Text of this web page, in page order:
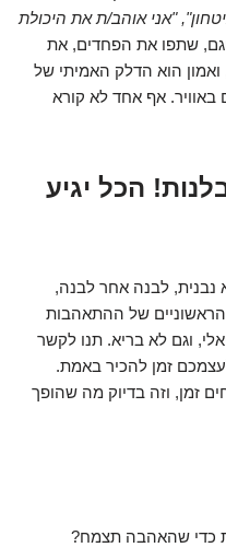
"אני אוהב/ת את היכולת
שתפו את הפחדים, את
הוא הדלק האמיתי של
אף אחד לא קורא
הכל יגיע
נבנית, לבנה אחר לבנה,
הראשוניים של ההתאהבות
וגם לא בריא. תנו לקשר
זמן להכיר באמת.
זמן, וזה בדיוק מה שהופך
כדי שהאהבה תצמח?